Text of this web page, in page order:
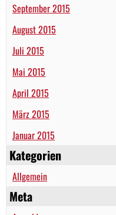
September 2015
August 2015
Juli 2015
Mai 2015
April 2015
März 2015
Januar 2015
Kategorien
Allgemein
Meta